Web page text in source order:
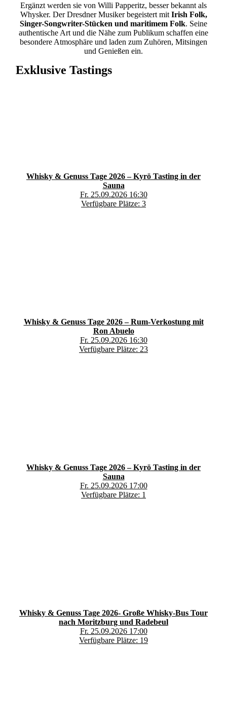
Ergänzt werden sie von Willi Papperitz, besser bekannt als
Whysker. Der Dresdner Musiker begeistert mit Irish Folk,
Singer-Songwriter-Stücken und maritimem Folk. Seine
authentische Art und die Nähe zum Publikum schaffen eine
besondere Atmosphäre und laden zum Zuhören, Mitsingen
und Genießen ein.
Exklusive Tastings
Whisky & Genuss Tage 2026 – Kyrö Tasting in der
Sauna
Fr. 25.09.2026 16:30
Verfügbare Plätze: 3
Whisky & Genuss Tage 2026 – Rum-Verkostung mit
Ron Abuelo
Fr. 25.09.2026 16:30
Verfügbare Plätze: 23
Whisky & Genuss Tage 2026 – Kyrö Tasting in der
Sauna
Fr. 25.09.2026 17:00
Verfügbare Plätze: 1
Whisky & Genuss Tage 2026- Große Whisky-Bus Tour
nach Moritzburg und Radebeul
Fr. 25.09.2026 17:00
Verfügbare Plätze: 19